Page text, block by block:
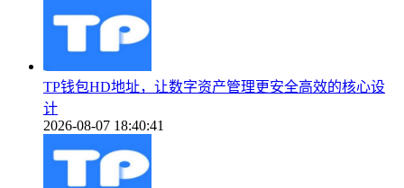
TP钱包HD地址，让数字资产管理更安全高效的核心设
计
2026-08-07 18:40:41